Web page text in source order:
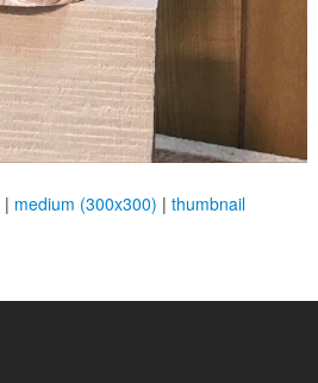
| medium (300x300) | thumbnail